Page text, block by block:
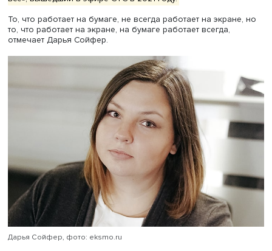
Дарья Сойфер — писатель и сценарист, выпускница
МГУ, лауреат литературных премий «Рукопись года»
и My Like 2018-го. Ее роман «Исключение», после того
набрал несколько сотен тысяч прочтений в интернете,
опубликован в серии «Звезда Рунета» издательства
ее книге «На грани серьезного» был снят сериал
всё», вышедший в эфире СТС в 2021 году.
То, что работает на бумаге, не всегда работает на
то, что работает на экране, на бумаге работает всегда,
отмечает Дарья Сойфер.